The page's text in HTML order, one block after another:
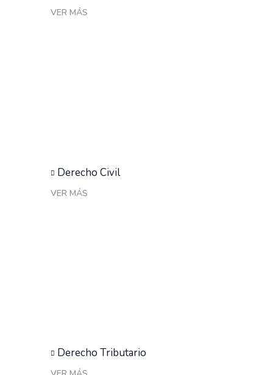
VER MÁS
Derecho Civil
VER MÁS
Derecho Tributario